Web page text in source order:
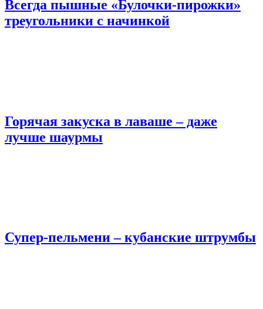
Всегда пышные «Булочки-пирожки»
треугольники с начинкой
Горячая закуска в лаваше – даже
лучше шаурмы
Супер-пельмени – кубанские штрумбы